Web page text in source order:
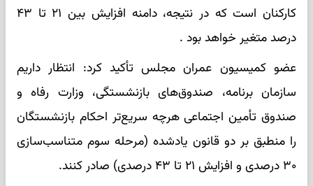
کارکنان است که در نتیجه، دامنه افزایش بین ۲۱ تا ۴۳
درصد متغیر خواهد بود .
عضو کمیسیون عمران مجلس تأکید کرد: انتظار داریم
سازمان برنامه، صندوق‌های بازنشستگی، وزارت رفاه و
صندوق تأمین اجتماعی هرچه سریع‌تر احکام بازنشستگان
را منطبق بر دو قانون یادشده (مرحله سوم متناسب‌سازی
۳۰ درصدی و افزایش ۲۱ تا ۴۳ درصدی) صادر کنند.